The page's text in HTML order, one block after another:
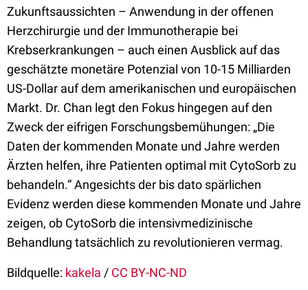
Zukunftsaussichten – Anwendung in der offenen
Herzchirurgie und der Immunotherapie bei
Krebserkrankungen – auch einen Ausblick auf das
geschätzte monetäre Potenzial von 10-15 Milliarden
US-Dollar auf dem amerikanischen und europäischen
Markt. Dr. Chan legt den Fokus hingegen auf den
Zweck der eifrigen Forschungsbemühungen: „Die
Daten der kommenden Monate und Jahre werden
Ärzten helfen, ihre Patienten optimal mit CytoSorb zu
behandeln.“ Angesichts der bis dato spärlichen
Evidenz werden diese kommenden Monate und Jahre
zeigen, ob CytoSorb die intensivmedizinische
Behandlung tatsächlich zu revolutionieren vermag.
Bildquelle: kakela / CC BY-NC-ND